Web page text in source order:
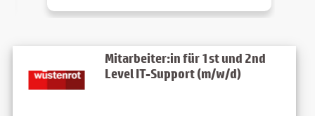
Mitarbeiter:in für 1st und 2nd
Level IT-Support (m/w/d)